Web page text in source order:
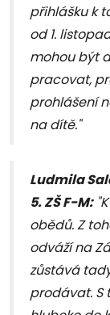
přihlášku k
od 1.
mohou být
pracovat,
prohlášení
na dítě."
Ludmila
5. ZŠ F-M:
obědů. Z
odváží na
zůstává
prodávat. S